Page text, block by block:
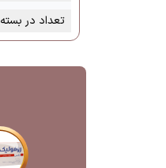
تعداد در بسته